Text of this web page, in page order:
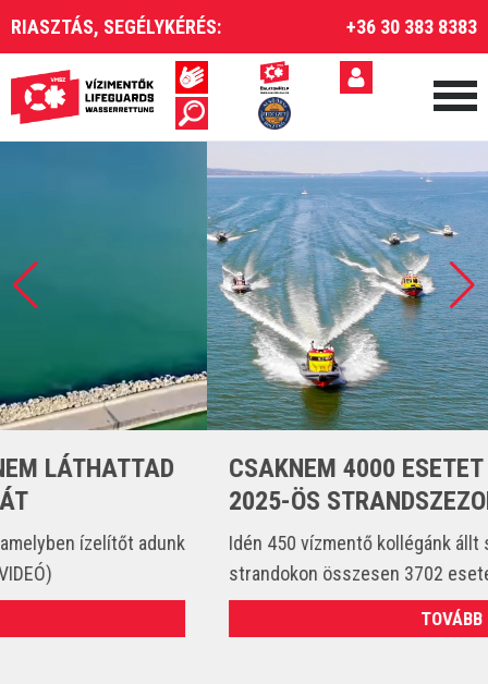
RIASZTÁS, SEGÉLYKÉRÉS: +36 30 383 8383
CSAKNEM 4000 ESETET LÁTTUNK EL A
2025-ÖS STRANDSZEZONBAN
Idén 450 vízmentő kollégánk állt szolgálatba és csak a
strandokon összesen 3702 esetet látott el. (VIDEÓ)